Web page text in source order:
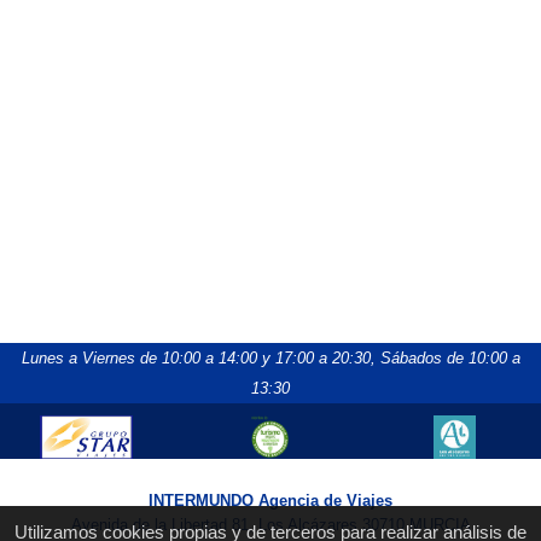
Utilizamos cookies propias y de terceros para realizar análisis de
Lunes a Viernes de 10:00 a 14:00 y 17:00 a 20:30, Sábados de 10:00 a
13:30
INTERMUNDO Agencia de Viajes
Avenida de la Libertad 81, Los Alcázares 30710 MURCIA